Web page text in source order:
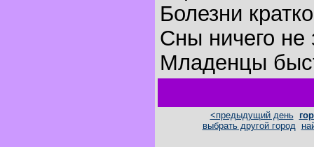
Болезни
Сны ничего не
Младенцы
<предыдущий день
выбрать другой город